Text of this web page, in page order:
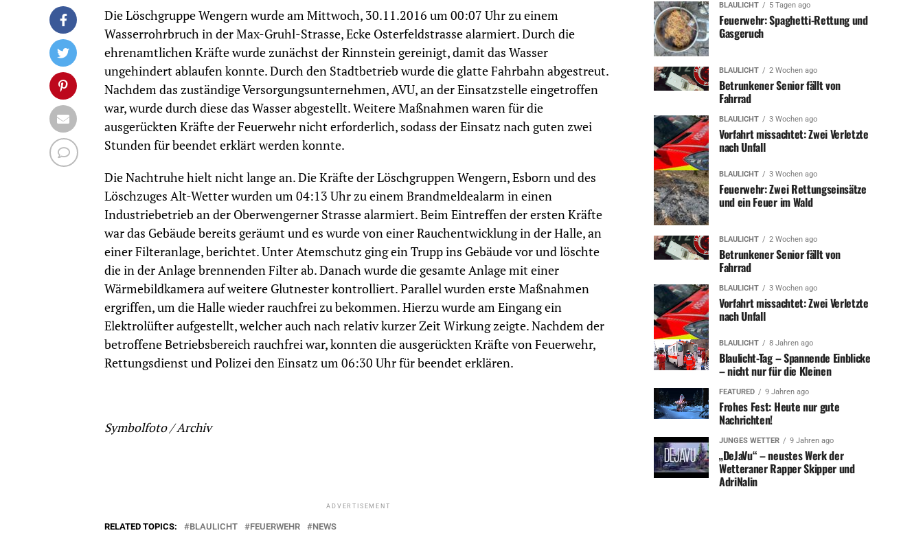
Die Löschgruppe Wengern wurde am Mittwoch, 30.11.2016 um 00:07 Uhr zu einem
Wasserrohrbruch in der Max-Gruhl-Strasse, Ecke Osterfeldstrasse alarmiert. Durch die
ehrenamtlichen Kräfte wurde zunächst der Rinnstein gereinigt, damit das Wasser
ungehindert ablaufen konnte. Durch den Stadtbetrieb wurde die glatte Fahrbahn abgestreut.
Nachdem das zuständige Versorgungsunternehmen, AVU, an der Einsatzstelle eingetroffen
war, wurde durch diese das Wasser abgestellt. Weitere Maßnahmen waren für die
ausgerückten Kräfte der Feuerwehr nicht erforderlich, sodass der Einsatz nach guten zwei
Stunden für beendet erklärt werden konnte.
Die Nachtruhe hielt nicht lange an. Die Kräfte der Löschgruppen Wengern, Esborn und des
Löschzuges Alt-Wetter wurden um 04:13 Uhr zu einem Brandmeldealarm in einen
Industriebetrieb an der Oberwengerner Strasse alarmiert. Beim Eintreffen der ersten Kräfte
war das Gebäude bereits geräumt und es wurde von einer Rauchentwicklung in der Halle, an
einer Filteranlage, berichtet. Unter Atemschutz ging ein Trupp ins Gebäude vor und löschte
die in der Anlage brennenden Filter ab. Danach wurde die gesamte Anlage mit einer
Wärmebildkamera auf weitere Glutnester kontrolliert. Parallel wurden erste Maßnahmen
ergriffen, um die Halle wieder rauchfrei zu bekommen. Hierzu wurde am Eingang ein
Elektrolüfter aufgestellt, welcher auch nach relativ kurzer Zeit Wirkung zeigte. Nachdem der
betroffene Betriebsbereich rauchfrei war, konnten die ausgerückten Kräfte von Feuerwehr,
Rettungsdienst und Polizei den Einsatz um 06:30 Uhr für beendet erklären.
Symbolfoto / Archiv
ADVERTISEMENT
RELATED TOPICS: BLAULICHT FEUERWEHR NEWS
BLAULICHT 5 Tagen ago
Feuerwehr: Spaghetti-Rettung und
Gasgeruch
BLAULICHT 2 Wochen ago
Betrunkener Senior fällt von
Fahrrad
BLAULICHT 3 Wochen ago
Vorfahrt missachtet: Zwei Verletzte
nach Unfall
BLAULICHT 3 Wochen ago
Feuerwehr: Zwei Rettungseinsätze
und ein Feuer im Wald
BLAULICHT 2 Wochen ago
Betrunkener Senior fällt von
Fahrrad
BLAULICHT 3 Wochen ago
Vorfahrt missachtet: Zwei Verletzte
nach Unfall
BLAULICHT 8 Jahren ago
Blaulicht-Tag – Spannende Einblicke
– nicht nur für die Kleinen
FEATURED 9 Jahren ago
Frohes Fest: Heute nur gute
Nachrichten!
JUNGES WETTER 9 Jahren ago
„DeJaVu“ – neustes Werk der
Wetteraner Rapper Skipper und
AdriNalin